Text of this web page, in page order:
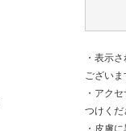
・表示
ございま
・アク
つけくだ